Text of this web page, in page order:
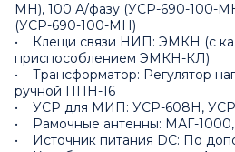
МН), 100 А/фазу (УСР-690-100-
(УСР-690-100-МН)
• Клещи связи НИП: ЭМКН (с
приспособлением ЭМКН-КЛ)
• Трансформатор: Регулятор
ручной ППН-16
• УСР для МИП: УСР-608Н,
• Рамочные антенны: МАГ-
• Источник питания DC: По